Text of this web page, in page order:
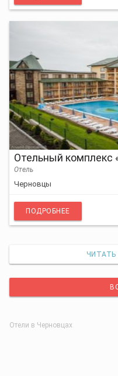
Отельный комплекс
Отель
Черновцы
ПОДРОБНЕЕ
Отели в Черновцах